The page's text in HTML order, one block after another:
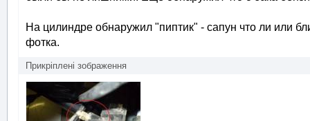
На цилиндре обнаружил "пиптик" - сапун что ли или
фотка.
Прикріплені зображення